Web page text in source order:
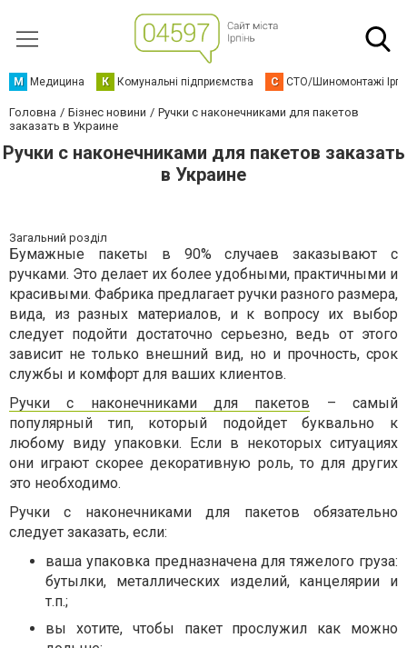
М Медицина К Комунальні підприємства С СТО/Шиномонтажі
Головна Бізнес новини
Ручки с наконечниками для пакетов
заказать в Украине
Ручки с наконечниками для пакетов заказать
в Украине
Загальний розділ
Бумажные пакеты в 90% случаев заказывают с
ручками. Это делает их более удобными, практичными и
красивыми. Фабрика предлагает ручки разного размера,
вида, из разных материалов, и к вопросу их выбор
следует подойти достаточно серьезно, ведь от этого
зависит не только внешний вид, но и прочность, срок
службы и комфорт для ваших клиентов.
Ручки с наконечниками для пакетов – самый
популярный тип, который подойдет буквально к
любому виду упаковки. Если в некоторых ситуациях
они играют скорее декоративную роль, то для других
это необходимо.
Ручки с наконечниками для пакетов обязательно
следует заказать, если:
ваша упаковка предназначена для тяжелого груза:
бутылки, металлических изделий, канцелярии и
т.п.;
вы хотите, чтобы пакет прослужил как можно